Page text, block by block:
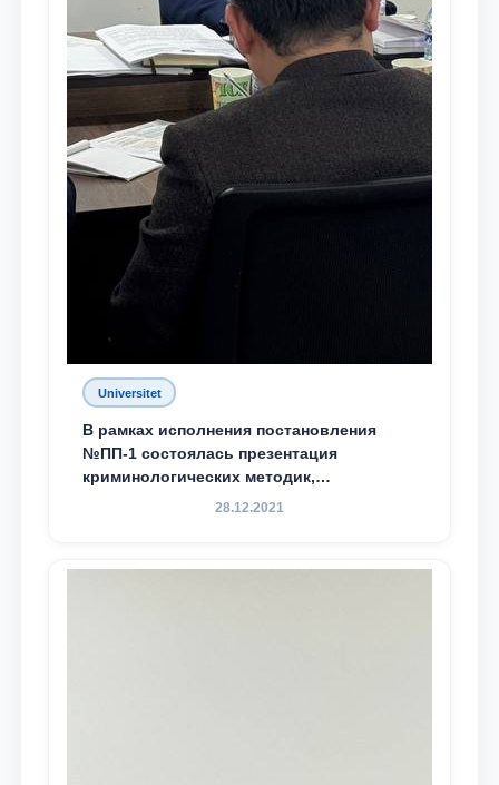
Universitet
В рамках исполнения постановления
№ПП-1 состоялась презентация
криминологических методик,
разработанных ТГЮУ
28.12.2021